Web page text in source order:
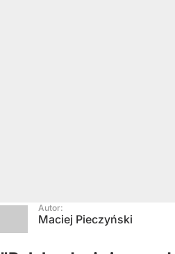
Autor:
Maciej Pieczyński